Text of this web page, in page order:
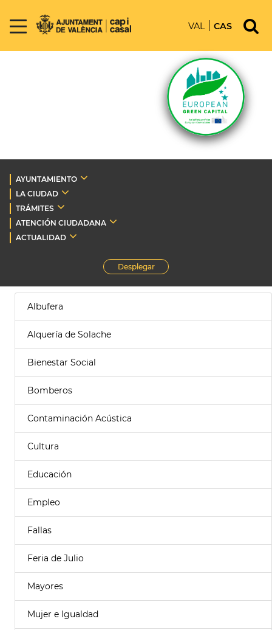
VAL CAS
AYUNTAMIENTO
LA CIUDAD
TRÁMITES
ATENCIÓN CIUDADANA
ACTUALIDAD
Desplegar
Albufera
Alquería de Solache
Bienestar Social
Bomberos
Contaminación Acústica
Cultura
Educación
Empleo
Fallas
Feria de Julio
Mayores
Mujer e Igualdad